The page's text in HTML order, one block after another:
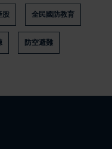
股 全民國防教育
防空避難